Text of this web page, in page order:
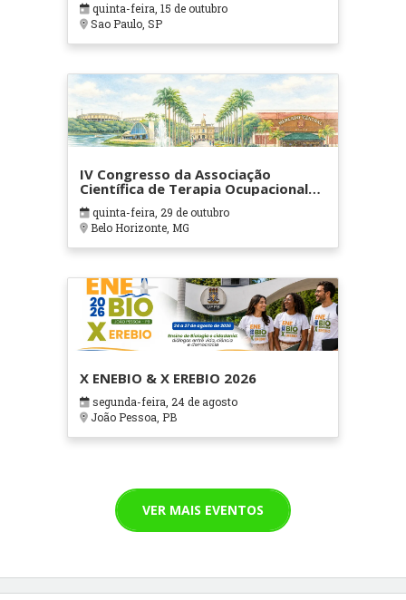
quinta-feira, 15 de outubro
Sao Paulo, SP
IV Congresso da Associação
Científica de Terapia Ocupacional
em Contextos Hospitalares e
Cuidados Paliativos - ATOHOSP
quinta-feira, 29 de outubro
Belo Horizonte, MG
X ENEBIO & X EREBIO 2026
segunda-feira, 24 de agosto
João Pessoa, PB
VER MAIS EVENTOS